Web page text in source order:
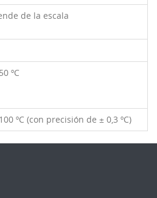
de la escala
ºC
ºC (con precisión de ± 0,3 ºC)